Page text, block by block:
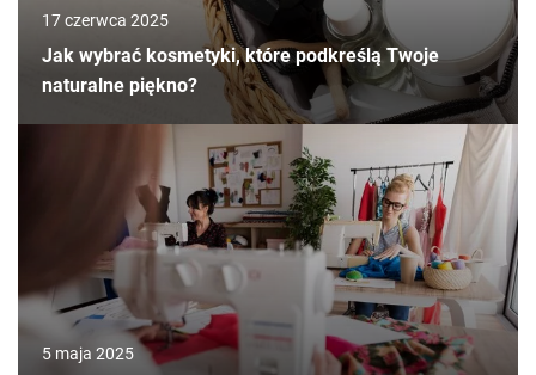
17 czerwca 2025
Jak wybrać kosmetyki, które podkreślą Twoje
naturalne piękno?
5 maja 2025